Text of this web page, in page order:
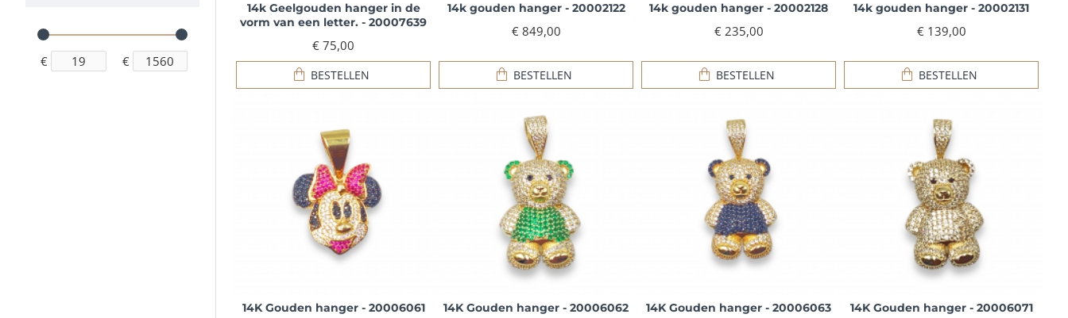
€ €
14k Geelgouden hanger in de
vorm van een letter. - 20007639
€ 75,00
BESTELLEN
14k gouden hanger - 20002122
€ 849,00
BESTELLEN
14k gouden hanger - 20002128
€ 235,00
BESTELLEN
14k gouden hanger - 20002131
€ 139,00
BESTELLEN
14K Gouden hanger - 20006061 14K Gouden hanger - 20006062 14K Gouden hanger - 20006063 14K Gouden hanger - 20006071